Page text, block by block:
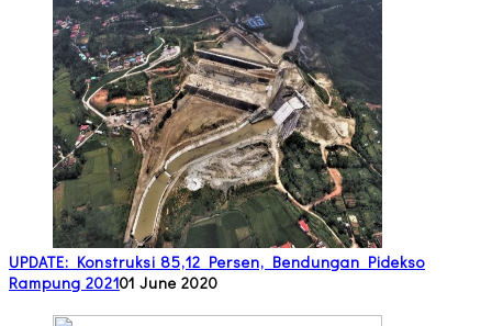
UPDATE: Konstruksi 85,12 Persen, Bendungan Pidekso
Rampung 202101 June 2020